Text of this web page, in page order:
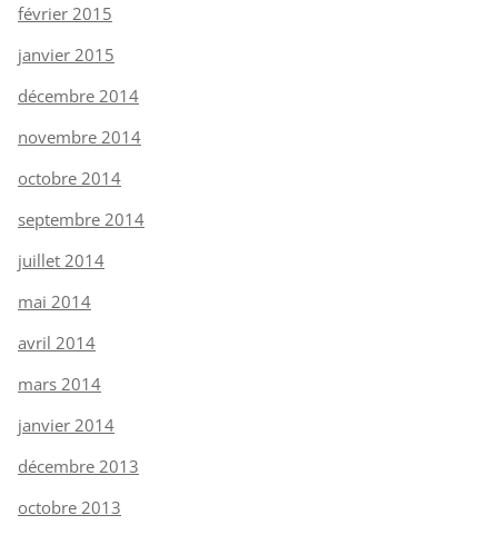
février 2015
janvier 2015
décembre 2014
novembre 2014
octobre 2014
septembre 2014
juillet 2014
mai 2014
avril 2014
mars 2014
janvier 2014
décembre 2013
octobre 2013